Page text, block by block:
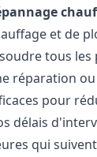
et de
tous les
réparation
pour
délais
qui